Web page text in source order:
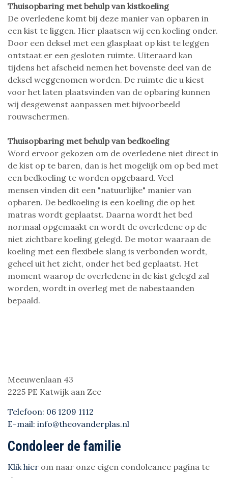
Thuisopbaring met behulp van kistkoeling
De overledene komt bij deze manier van opbaren in
een kist te liggen. Hier plaatsen wij een koeling onder.
Door een deksel met een glasplaat op kist te leggen
ontstaat er een gesloten ruimte. Uiteraard kan
tijdens het afscheid nemen het bovenste deel van de
deksel weggenomen worden. De ruimte die u kiest
voor het laten plaatsvinden van de opbaring kunnen
wij desgewenst aanpassen met bijvoorbeeld
rouwschermen.
Thuisopbaring met behulp van bedkoeling
Word ervoor gekozen om de overledene niet direct in
de kist op te baren, dan is het mogelijk om op bed met
een bedkoeling te worden opgebaard. Veel
mensen vinden dit een "natuurlijke" manier van
opbaren. De bedkoeling is een koeling die op het
matras wordt geplaatst. Daarna wordt het bed
normaal opgemaakt en wordt de overledene op de
niet zichtbare koeling gelegd. De motor waaraan de
koeling met een flexibele slang is verbonden wordt,
geheel uit het zicht, onder het bed geplaatst. Het
moment waarop de overledene in de kist gelegd zal
worden, wordt in overleg met de nabestaanden
bepaald.
Meeuwenlaan 43
2225 PE Katwijk aan Zee
Telefoon: 06 1209 1112
E-mail: info@theovanderplas.nl
Condoleer de familie
Klik hier om naar onze eigen condoleance pagina te